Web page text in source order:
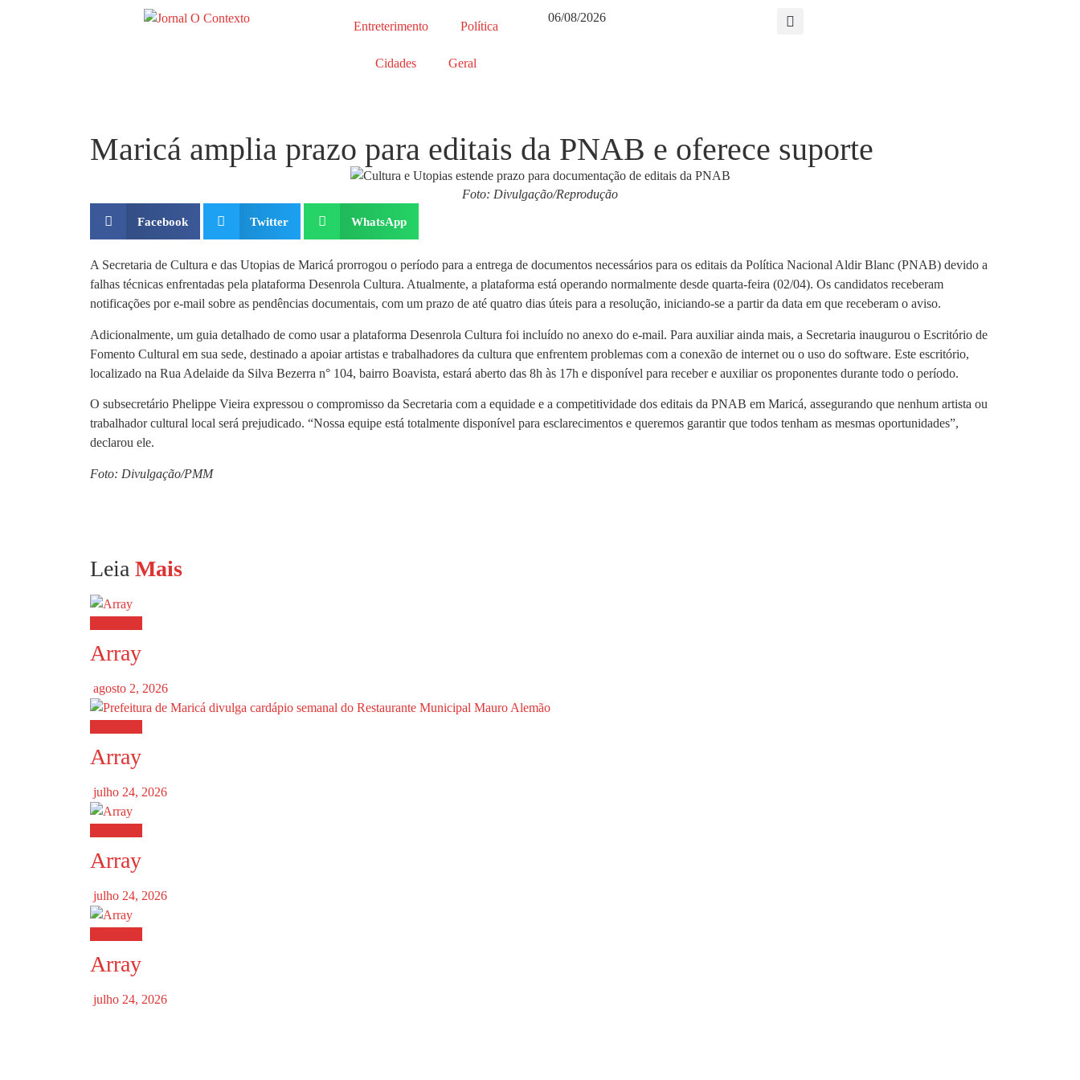
Entreterimento Política
Cidades Geral
06/08/2026
Maricá amplia prazo para editais da PNAB e oferece suporte
Foto: Divulgação/Reprodução
Facebook Twitter WhatsApp
A Secretaria de Cultura e das Utopias de Maricá prorrogou o período para a entrega de documentos necessários para os editais da Política Nacional Aldir Blanc (PNAB) devido a
falhas técnicas enfrentadas pela plataforma Desenrola Cultura. Atualmente, a plataforma está operando normalmente desde quarta-feira (02/04). Os candidatos receberam
notificações por e-mail sobre as pendências documentais, com um prazo de até quatro dias úteis para a resolução, iniciando-se a partir da data em que receberam o aviso.
Adicionalmente, um guia detalhado de como usar a plataforma Desenrola Cultura foi incluído no anexo do e-mail. Para auxiliar ainda mais, a Secretaria inaugurou o Escritório de
Fomento Cultural em sua sede, destinado a apoiar artistas e trabalhadores da cultura que enfrentem problemas com a conexão de internet ou o uso do software. Este escritório,
localizado na Rua Adelaide da Silva Bezerra n° 104, bairro Boavista, estará aberto das 8h às 17h e disponível para receber e auxiliar os proponentes durante todo o período.
O subsecretário Phelippe Vieira expressou o compromisso da Secretaria com a equidade e a competitividade dos editais da PNAB em Maricá, assegurando que nenhum artista ou
trabalhador cultural local será prejudicado. “Nossa equipe está totalmente disponível para esclarecimentos e queremos garantir que todos tenham as mesmas oportunidades”,
declarou ele.
Foto: Divulgação/PMM
Leia Mais
Array
agosto 2, 2026
Array
julho 24, 2026
Array
julho 24, 2026
Array
julho 24, 2026